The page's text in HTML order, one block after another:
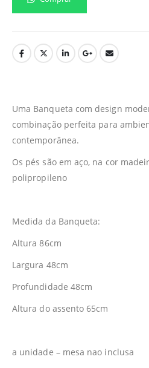
Uma Banqueta com design
combinação perfeita para
contemporânea.
Os pés são em aço, na cor
polipropileno
Medida da Banqueta:
Altura 86cm
Largura 48cm
Profundidade 48cm
Altura do assento 65cm
a unidade – mesa nao inclusa